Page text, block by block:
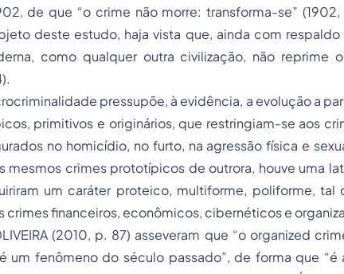
de que “o crime não morre: transforma-se”
deste estudo, haja vista que, ainda com respaldo
como qualquer outra civilização, não reprime
pressupõe, à evidência, a evolução a
primitivos e originários, que restringiam-se aos
no homicídio, no furto, na agressão física e
mesmos crimes prototípicos de outrora, houve uma
um caráter proteico, multiforme, poliforme, tal
crimes financeiros, econômicos, cibernéticos e
(2010, p. 87) asseveram que “o organized
um fenômeno do século passado”, de forma que “é